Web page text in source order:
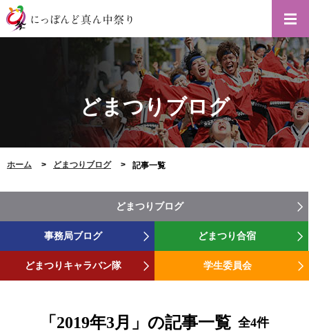
どまつりブログ
ホーム どまつりブログ 記事一覧
どまつりブログ
事務局ブログ どまつり合宿
どまつりキャラバン隊 学生委員会
「2019年3月」の記事一覧 全4件